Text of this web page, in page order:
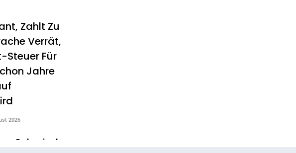
Zahlt Zu
Verrät,
Steuer Für
Jahre
2026
Schmiede